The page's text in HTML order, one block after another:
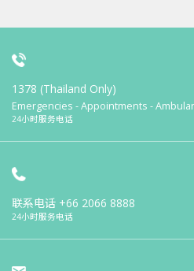
1378 (Thailand Only)
Emergencies - Appointments -
24小时服务电话
联系电话 +66 2066 8888
24小时服务电话